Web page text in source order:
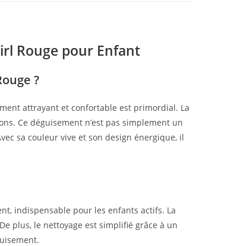
Rouge pour Enfant
?
attrayant et confortable est primordial. La
Ce déguisement n’est pas simplement un
sa couleur vive et son design énergique, il
indispensable pour les enfants actifs. La
plus, le nettoyage est simplifié grâce à un